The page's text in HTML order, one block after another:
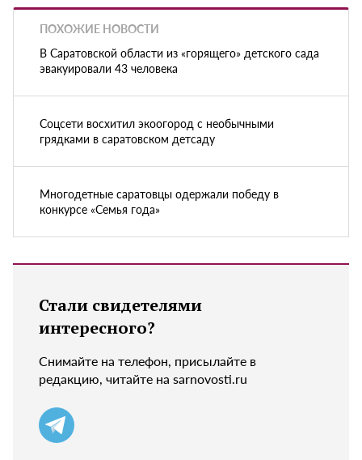
ПОХОЖИЕ НОВОСТИ
В Саратовской области из «горящего» детского сада
эвакуировали 43 человека
Соцсети восхитил экоогород с необычными
грядками в саратовском детсаду
Многодетные саратовцы одержали победу в
конкурсе «Семья года»
Стали свидетелями
интересного?
Снимайте на телефон, присылайте в
редакцию, читайте на sarnovosti.ru